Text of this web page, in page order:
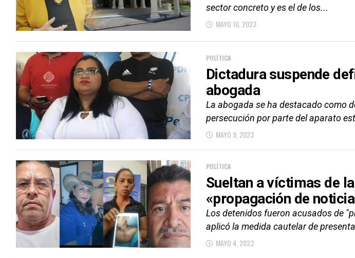
sector concreto y es el de los...
MAYO 10, 2023
POLÍTICA
Dictadura suspende
abogada
La abogada se ha destacado como
persecución por parte del aparato
MAYO 9, 2023
POLÍTICA
Sueltan a víctimas de
«propagación de
Los detenidos fueron acusados de
aplicó la medida cautelar de
MAYO 4, 2023